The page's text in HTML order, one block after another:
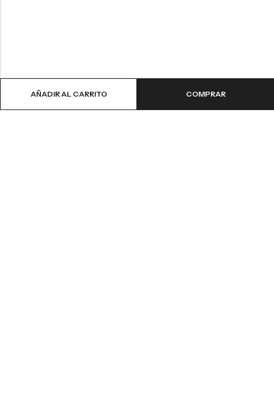
AÑADIR AL CARRITO COMPRAR